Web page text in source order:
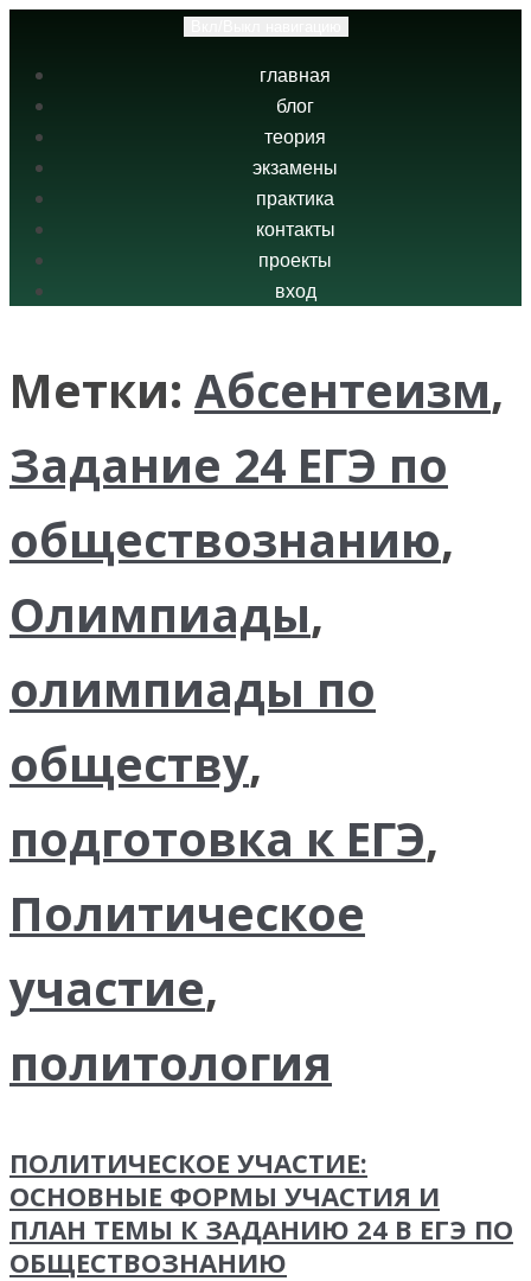
главная
блог
теория
экзамены
практика
контакты
проекты
вход
Метки: Абсентеизм,
Задание 24 ЕГЭ по
обществознанию,
Олимпиады,
олимпиады по
обществу,
подготовка к ЕГЭ,
Политическое
участие,
политология
ПОЛИТИЧЕСКОЕ УЧАСТИЕ:
ОСНОВНЫЕ ФОРМЫ УЧАСТИЯ И
ПЛАН ТЕМЫ К ЗАДАНИЮ 24 В ЕГЭ ПО
ОБЩЕСТВОЗНАНИЮ